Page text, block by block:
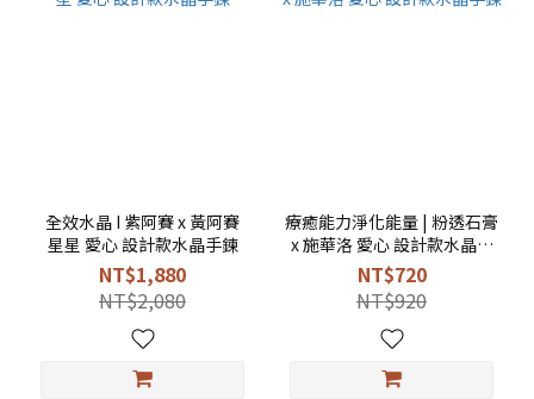
全效水晶 I 紫阿賽 x 黃阿賽
星星 愛心 設計款水晶手鍊
NT$1,880
NT$2,080
療癒能力淨化能量 | 粉透石膏
x 施華洛 愛心 設計款水晶手
鍊
NT$720
NT$920